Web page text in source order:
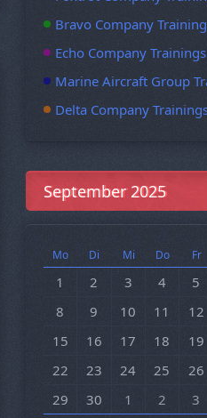
Bravo Company
Echo Company Trainings
Marine Aircraft Group
Delta Company
September 2025
Mo Di Mi Do Fr
1 2 3 4 5
8
9 10 11 12
15
16 17 18 19
22
23 24 25 26
29
30 1 2 3